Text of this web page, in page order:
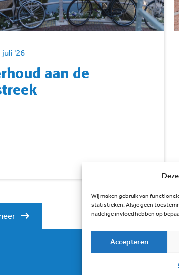
Wij maken gebruik van
statistieken. Als je geen
nadelige invloed hebben op
Accepteren
juli '26
aan de
Privacy